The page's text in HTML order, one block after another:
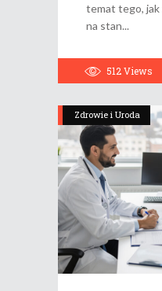
temat tego, jak
na stan
512Views
Zdrowie i Uroda